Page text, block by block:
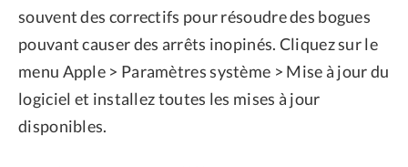
souvent des correctifs pour résoudre des bogues
pouvant causer des arrêts inopinés. Cliquez sur le
menu Apple > Paramètres système > Mise à jour du
logiciel et installez toutes les mises à jour
disponibles.